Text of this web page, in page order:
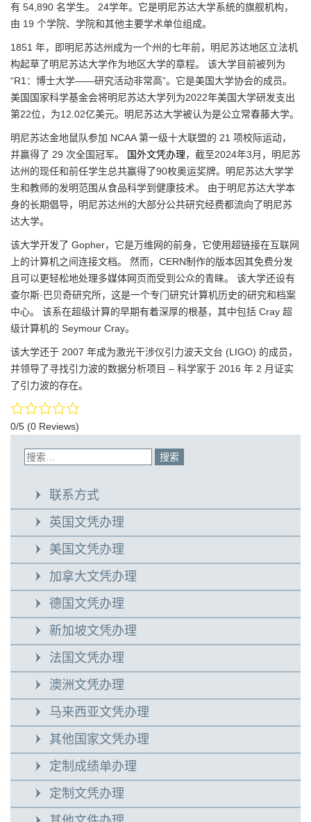
有 54,890 名学生。 24学年。它是明尼苏达大学系统的旗舰机构，
由 19 个学院、学院和其他主要学术单位组成。
1851 年，即明尼苏达州成为一个州的七年前，明尼苏达地区立法机
构起草了明尼苏达大学作为地区大学的章程。 该大学目前被列为
“R1：博士大学——研究活动非常高”。它是美国大学协会的成员。
美国国家科学基金会将明尼苏达大学列为2022年美国大学研发支出
第22位，为12.02亿美元。明尼苏达大学被认为是公立常春藤大学。
明尼苏达金地鼠队参加 NCAA 第一级十大联盟的 21 项校际运动，
并赢得了 29 次全国冠军。 国外文凭办理，截至2024年3月，明尼苏
达州的现任和前任学生总共赢得了90枚奥运奖牌。明尼苏达大学学
生和教师的发明范围从食品科学到健康技术。 由于明尼苏达大学本
身的长期倡导，明尼苏达州的大部分公共研究经费都流向了明尼苏
达大学。
该大学开发了 Gopher，它是万维网的前身，它使用超链接在互联网
上的计算机之间连接文档。 然而，CERN制作的版本因其免费分发
且可以更轻松地处理多媒体网页而受到公众的青睐。 该大学还设有
查尔斯·巴贝奇研究所，这是一个专门研究计算机历史的研究和档案
中心。 该系在超级计算的早期有着深厚的根基，其中包括 Cray 超
级计算机的 Seymour Cray。
该大学还于 2007 年成为激光干涉仪引力波天文台 (LIGO) 的成员，
并领导了寻找引力波的数据分析项目 – 科学家于 2016 年 2 月证实
了引力波的存在。
0/5 (0 Reviews)
联系方式
英国文凭办理
美国文凭办理
加拿大文凭办理
德国文凭办理
新加坡文凭办理
法国文凭办理
澳洲文凭办理
马来西亚文凭办理
其他国家文凭办理
定制成绩单办理
定制文凭办理